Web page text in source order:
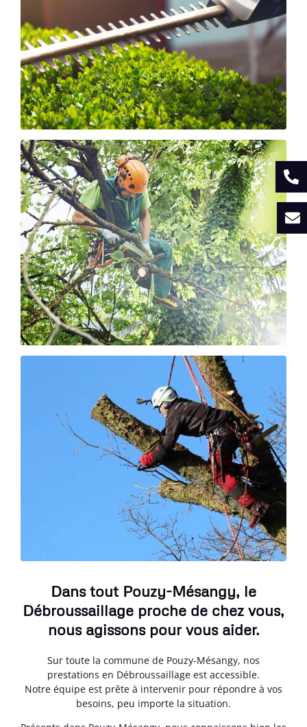
Dans tout Pouzy-Mésangy, le
Débroussaillage proche de chez vous,
nous agissons pour vous aider.
Sur toute la commune de Pouzy-Mésangy, nos
prestations en Débroussaillage est accessible.
Notre équipe est prête à intervenir pour répondre à vos
besoins, peu importe la situation.